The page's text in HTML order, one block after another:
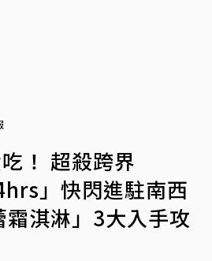
！ 超殺跨界
」快閃進駐南西
淇淋」3大入手攻